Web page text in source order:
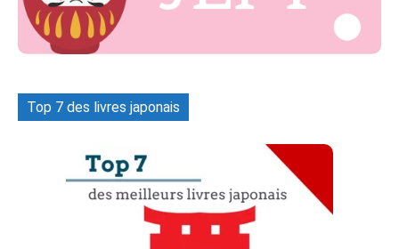
Top 7 des livres japonais